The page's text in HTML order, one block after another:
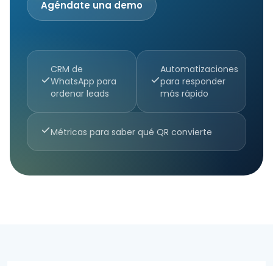
Agéndate una demo
CRM de
WhatsApp para
Automatizaciones
para responder
más rápido
Métricas para saber qué QR convierte